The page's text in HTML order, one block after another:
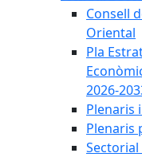
Consell
Oriental
Pla
2026-
Plenaris
Plenaris